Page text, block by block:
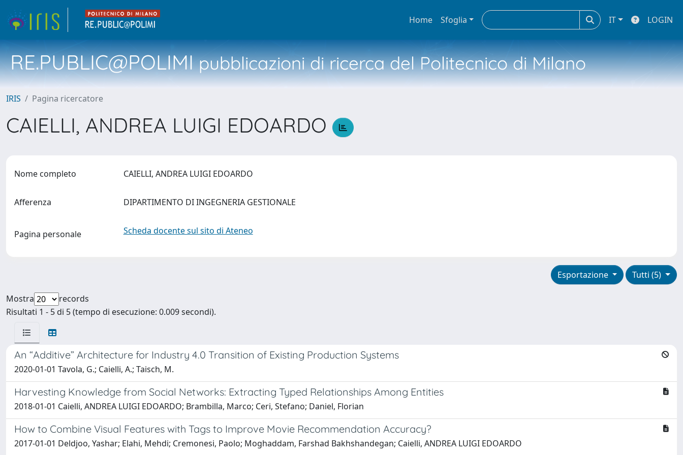
Home Sfoglia IT LOGIN
RE.PUBLIC@POLIMIpubblicazioni di ricerca del Politecnico di Milano
IRIS Pagina ricercatore
CAIELLI, ANDREA LUIGI EDOARDO
Nome completo CAIELLI, ANDREA LUIGI EDOARDO
Afferenza DIPARTIMENTO DI INGEGNERIA GESTIONALE
Pagina personale Scheda docente sul sito di Ateneo
Tutti (5)
Esportazione
Mostra
records
Risultati 1 - 5 di 5 (tempo di esecuzione: 0.009 secondi).
An “Additive” Architecture for Industry 4.0 Transition of Existing Production Systems
2020-01-01 Tavola, G.; Caielli, A.; Taisch, M.
Harvesting Knowledge from Social Networks: Extracting Typed Relationships Among Entities
2018-01-01 Caielli, ANDREA LUIGI EDOARDO; Brambilla, Marco; Ceri, Stefano; Daniel, Florian
How to Combine Visual Features with Tags to Improve Movie Recommendation Accuracy?
2017-01-01 Deldjoo, Yashar; Elahi, Mehdi; Cremonesi, Paolo; Moghaddam, Farshad Bakhshandegan; Caielli, ANDREA LUIGI EDOARDO